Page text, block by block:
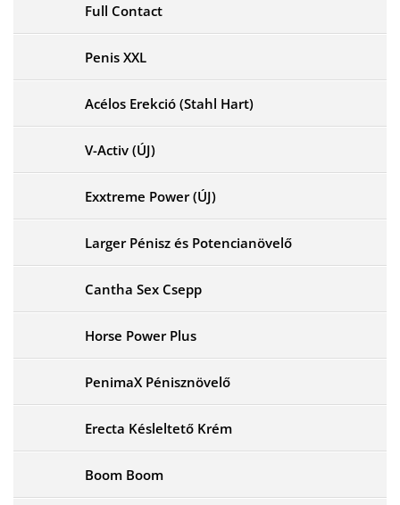
Full Contact
Penis XXL
Acélos Erekció (Stahl Hart)
V-Activ (ÚJ)
Exxtreme Power (ÚJ)
Larger Pénisz és Potencianövelő
Cantha Sex Csepp
Horse Power Plus
PenimaX Pénisznövelő
Erecta Késleltető Krém
Boom Boom